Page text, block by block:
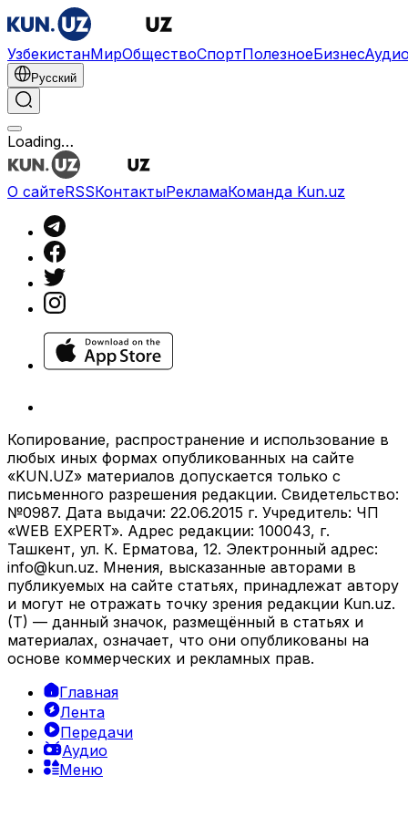
УзбекистанМирОбществоСпортПолезноеБизнес
Русский
Loading…
О сайтеRSSКонтактыРекламаКоманда Kun.uz
Копирование, распространение и использование в
любых иных формах опубликованных на сайте
«KUN.UZ» материалов допускается только с
письменного разрешения редакции. Свидетельство:
№0987. Дата выдачи: 22.06.2015 г. Учредитель: ЧП
«WEB EXPERT». Адрес редакции: 100043, г.
Ташкент, ул. К. Ерматова, 12. Электронный адрес:
info@kun.uz. Мнения, высказанные авторами в
публикуемых на сайте статьях, принадлежат автору
и могут не отражать точку зрения редакции Kun.uz.
(T) — данный значок, размещённый в статьях и
материалах, означает, что они опубликованы на
основе коммерческих и рекламных прав.
Главная
Лента
Передачи
Аудио
Меню